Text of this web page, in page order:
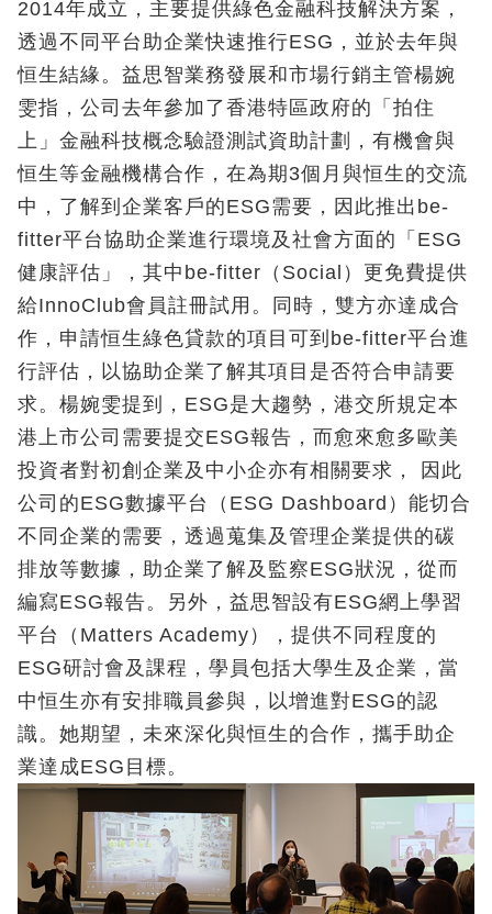
2014年成立，主要提供綠色金融科技解決方案，
透過不同平台助企業快速推行ESG，並於去年與
恒生結緣。益思智業務發展和市場行銷主管楊婉
雯指，公司去年參加了香港特區政府的「拍住
上」金融科技概念驗證測試資助計劃，有機會與
恒生等金融機構合作，在為期3個月與恒生的交流
中，了解到企業客戶的ESG需要，因此推出be-
fitter平台協助企業進行環境及社會方面的「ESG
健康評估」，其中be-fitter（Social）更免費提供
給InnoClub會員註冊試用。同時，雙方亦達成合
作，申請恒生綠色貸款的項目可到be-fitter平台進
行評估，以協助企業了解其項目是否符合申請要
求。楊婉雯提到，ESG是大趨勢，港交所規定本
港上市公司需要提交ESG報告，而愈來愈多歐美
投資者對初創企業及中小企亦有相關要求， 因此
公司的ESG數據平台（ESG Dashboard）能切合
不同企業的需要，透過蒐集及管理企業提供的碳
排放等數據，助企業了解及監察ESG狀況，從而
編寫ESG報告。另外，益思智設有ESG網上學習
平台（Matters Academy），提供不同程度的
ESG研討會及課程，學員包括大學生及企業，當
中恒生亦有安排職員參與，以增進對ESG的認
識。她期望，未來深化與恒生的合作，攜手助企
業達成ESG目標。